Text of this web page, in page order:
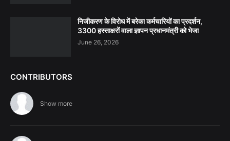
निजीकरण के विरोध में बरेका कर्मचारियों का प्रदर्शन,
3300 हस्ताक्षरों वाला ज्ञापन प्रधानमंत्री को भेजा
June 26, 2026
CONTRIBUTORS
Show more